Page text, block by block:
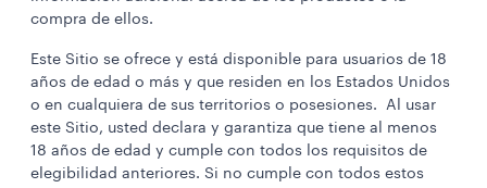
compra de ellos.
Este Sitio se ofrece y está disponible para usuarios de 18
años de edad o más y que residen en los Estados Unidos
o en cualquiera de sus territorios o posesiones. Al usar
este Sitio, usted declara y garantiza que tiene al menos
18 años de edad y cumple con todos los requisitos de
elegibilidad anteriores. Si no cumple con todos estos